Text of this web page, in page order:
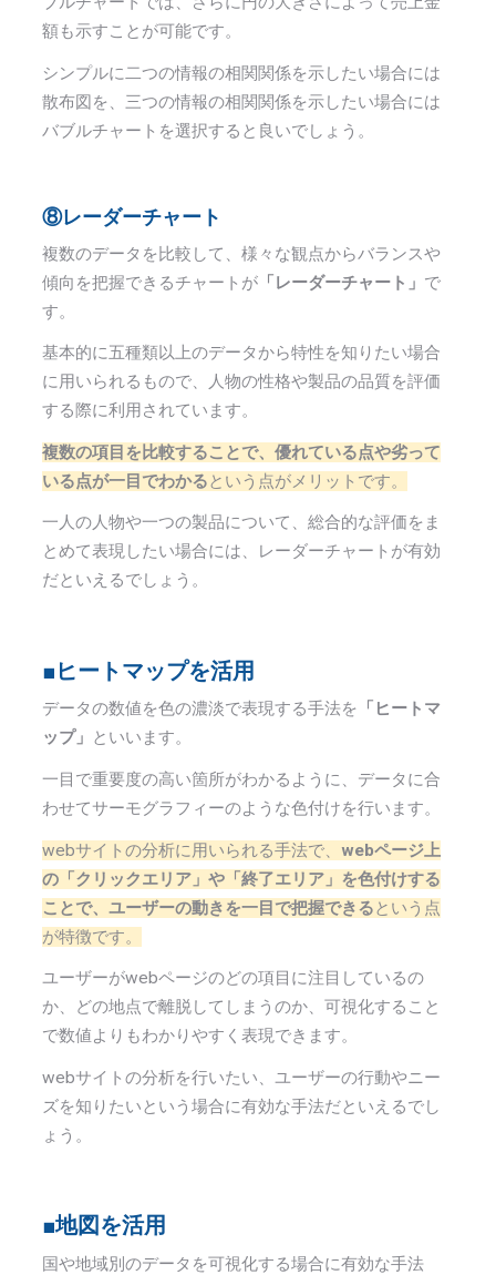
額も示すことが可能です。
シンプルに二つの情報の相関関係を示したい場合には
散布図を、三つの情報の相関関係を示したい場合には
バブルチャートを選択すると良いでしょう。
⑧レーダーチャート
複数のデータを比較して、様々な観点からバランスや
傾向を把握できるチャートが「レーダーチャート」 で
す。
基本的に五種類以上のデータから特性を知りたい場合
に用いられるもので、人物の性格や製品の品質を評価
する際に利用されています。
複数の項目を比較することで、優れている点や劣って
いる点が一目でわかるという点がメリットです。
一人の人物や一つの製品について、総合的な評価をま
とめて表現したい場合には、レーダーチャートが有効
だといえるでしょう。
■ヒートマップを活用
データの数値を色の濃淡で表現する手法を 「ヒートマ
ップ」 といいます。
一目で重要度の高い箇所がわかるように、データに合
わせてサーモグラフィーのような色付けを行います。
webサイトの分析に用いられる手法で、 webページ上
の「クリックエリア」や「終了エリア」を色付けする
ことで、ユーザーの動きを一目で把握できるという点
が特徴です。
ユーザーがwebページのどの項目に注目しているの
か、どの地点で離脱してしまうのか、可視化すること
で数値よりもわかりやすく表現できます。
webサイトの分析を行いたい、ユーザーの行動やニー
ズを知りたいという場合に有効な手法だといえるでし
ょう。
■地図を活用
国や地域別のデータを可視化する場合に有効な手法